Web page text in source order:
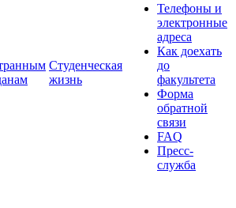
Студенческая
жизнь
Телефоны и
электронные
адреса
Как доехать
до
факультета
Форма
обратной
связи
FAQ
Пресс-
служба